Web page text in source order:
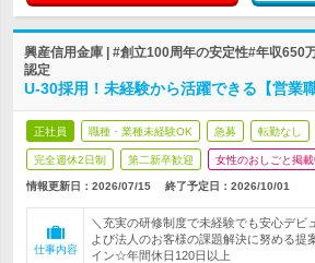
興産信用金庫 | #創立100周年の安定性#年収650
認定
U-30採用！未経験から活躍できる【営業
正社員 職種・業種未経験OK 急募 転勤なし
完全週休2日制 第二新卒歓迎 女性のおしごと掲載
情報更新日：2026/07/15 終了予定日： 2026/10/01
仕事内容
＼充実の研修制度で未経験でも安心デビ
よび法人のお客様の課題解決に努める提
イン☆年間休日120日以上